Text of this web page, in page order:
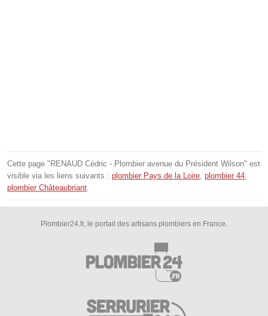
Cette page "RENAUD Cédric - Plombier avenue du Président Wilson" est
visible via les liens suivants : plombier Pays de la Loire, plombier 44,
plombier Châteaubriant.
Plombier24.fr, le portail des artisans plombiers en France.